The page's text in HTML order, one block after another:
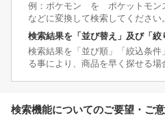
例：ポケモン を ポケットモン
などに変換して検索してください。
検索結果を「並び替え」及び「絞
検索結果を「並び順」「絞込条
る事により、商品を早く探せる場
検索機能についてのご要望・ご